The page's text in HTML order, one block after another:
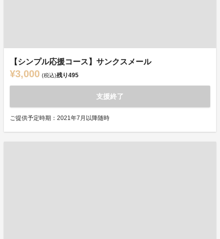
【シンプル応援コース】サンクスメール
¥3,000 (税込)残り495
支援終了
ご提供予定時期：2021年7月以降随時